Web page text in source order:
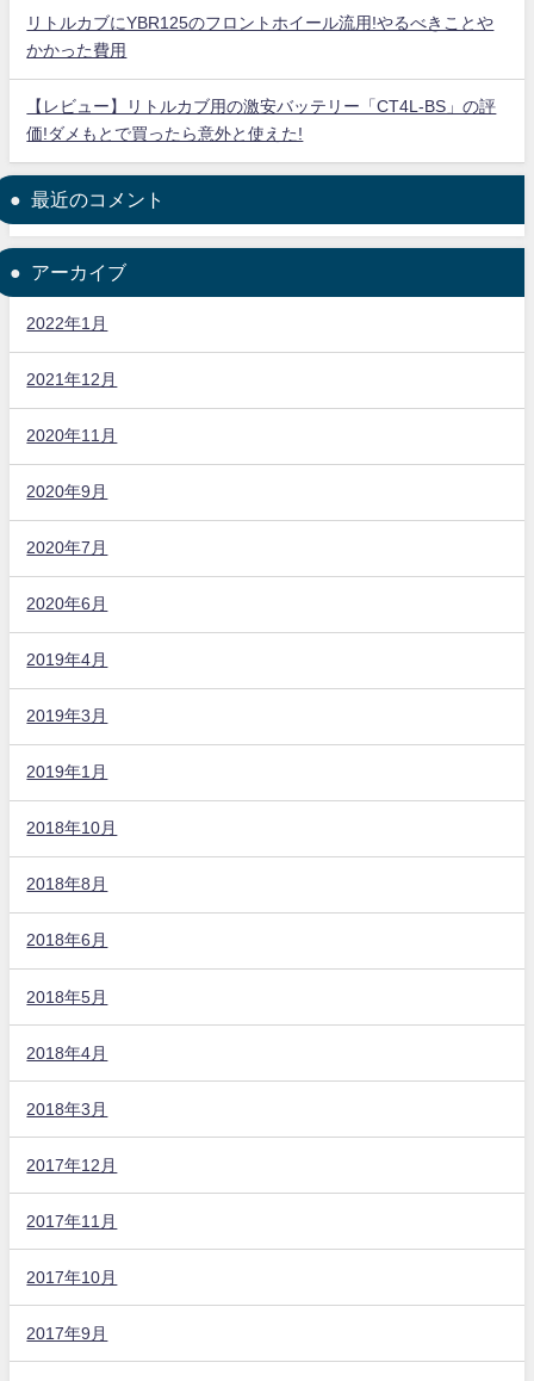
リトルカブにYBR125のフロントホイール流用!やるべきことや
かかった費用
【レビュー】リトルカブ用の激安バッテリー「CT4L-BS」の評
価!ダメもとで買ったら意外と使えた!
最近のコメント
アーカイブ
2022年1月
2021年12月
2020年11月
2020年9月
2020年7月
2020年6月
2019年4月
2019年3月
2019年1月
2018年10月
2018年8月
2018年6月
2018年5月
2018年4月
2018年3月
2017年12月
2017年11月
2017年10月
2017年9月